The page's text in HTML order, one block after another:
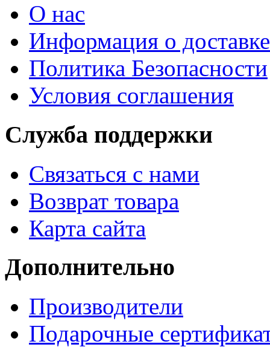
О нас
Информация о доставке
Политика Безопасности
Условия соглашения
Служба поддержки
Связаться с нами
Возврат товара
Карта сайта
Дополнительно
Производители
Подарочные